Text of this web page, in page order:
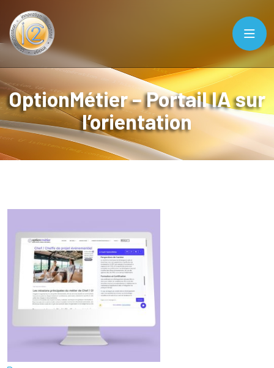
OptionMétier – Portail IA sur
l’orientation